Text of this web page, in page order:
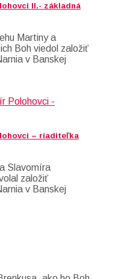
II.- základná
Martiny a
Boh viedol založiť
v Banskej
– riaditeľka
Slavomíra
založiť
v Banskej